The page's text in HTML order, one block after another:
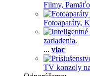
Filmy,
Fotoaparáty,
zariadenia.
... viac
TV konzoly